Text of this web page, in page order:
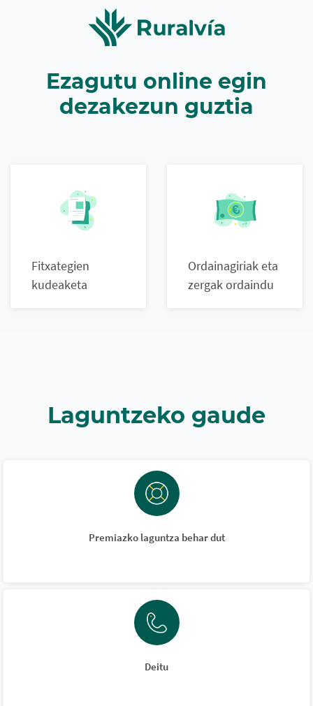
Ezagutu online egin
dezakezun guztia
Fitxategien
kudeaketa
Ordainagiriak eta
zergak ordaindu
Laguntzeko gaude
Premiazko laguntza behar dut
Deitu